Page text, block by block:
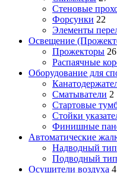
Стеновые
Форсунки 22
Элементы
Освещение
Прожекторы 26
Распаячные
Оборудование для
Сматыватели 2
Стартовые
Стойки
Финишные
Автоматические
Надводный тип
Подводный тип
Осушители воздуха 4